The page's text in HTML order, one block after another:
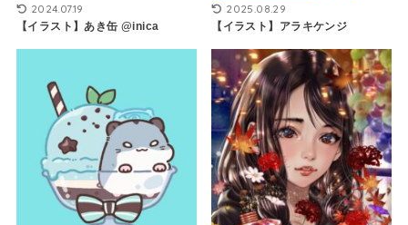
2024.07.19
【イラスト】あき缶 @inica
2025.08.29
【イラスト】アラキケンジ